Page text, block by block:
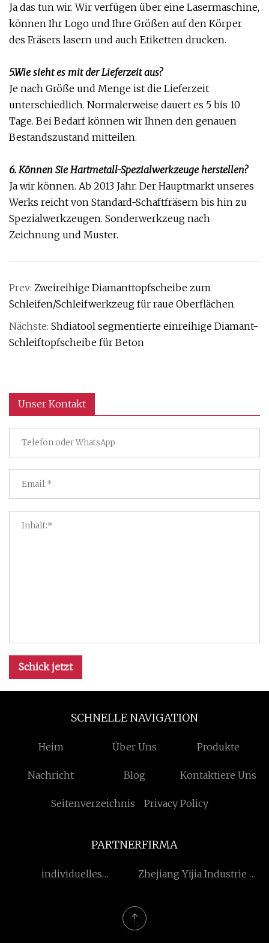
Ja das tun wir. Wir verfügen über eine Lasermaschine,
können Ihr Logo und Ihre Größen auf den Körper
des Fräsers lasern und auch Etiketten drucken.
5.Wie sieht es mit der Lieferzeit aus?
Je nach Größe und Menge ist die Lieferzeit
unterschiedlich. Normalerweise dauert es 5 bis 10
Tage. Bei Bedarf können wir Ihnen den genauen
Bestandszustand mitteilen.
6. Können Sie Hartmetall-Spezialwerkzeuge herstellen?
Ja wir können. Ab 2013 Jahr. Der Hauptmarkt unseres
Werks reicht von Standard-Schaftfräsern bis hin zu
Spezialwerkzeugen. Sonderwerkzeug nach
Zeichnung und Muster.
Prev: Zweireihige Diamanttopfscheibe zum
Schleifen/Schleifwerkzeug für raue Oberflächen
Nächste: Shdiatool segmentierte einreihige Diamant-
Schleiftopfscheibe für Beton
Unser Kontakt
Schick jetzt
SCHNELLE NAVIGATION
Heim Über Uns Produkte
Nachricht Blog Kontaktiere Uns
Seitenverzeichnis Privacy Policy
PARTNERFIRMA
individuelles
Zhejiang Yijia Industrie &